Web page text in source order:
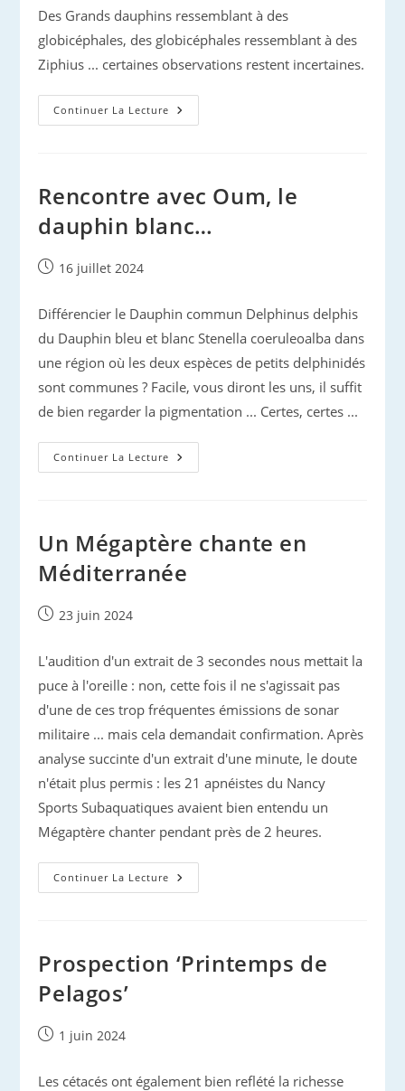
Des Grands dauphins ressemblant à des
globicéphales, des globicéphales ressemblant à des
Ziphius ... certaines observations restent incertaines.
Continuer La Lecture Les
Observations
Rencontre avec Oum, le
dauphin blanc…
Publication
16 juillet 2024
Différencier le Dauphin commun Delphinus delphis
du Dauphin bleu et blanc Stenella coeruleoalba dans
une région où les deux espèces de petits delphinidés
sont communes ? Facile, vous diront les uns, il suffit
de bien regarder la pigmentation ... Certes, certes ...
Continuer La Lecture Rencontre
Avec
Un Mégaptère chante en
Méditerranée
Publication
23 juin 2024
L'audition d'un extrait de 3 secondes nous mettait la
puce à l'oreille : non, cette fois il ne s'agissait pas
d'une de ces trop fréquentes émissions de sonar
militaire ... mais cela demandait confirmation. Après
analyse succinte d'un extrait d'une minute, le doute
n'était plus permis : les 21 apnéistes du Nancy
Sports Subaquatiques avaient bien entendu un
Mégaptère chanter pendant près de 2 heures.
Continuer La Lecture Un
Mégaptère
Prospection ‘Printemps de
Pelagos’
Publication
1 juin 2024
Les cétacés ont également bien reflété la richesse